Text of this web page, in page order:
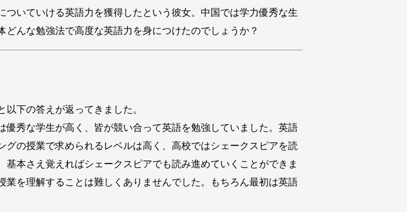
いていける英語力を獲得したという彼女。中国では学力優秀な生
んな勉強法で高度な英語力を身につけたのでしょうか？
下の答えが返ってきました。
秀な学生が高く、皆が競い合って英語を勉強していました。英語
の授業で求められるレベルは高く、高校ではシェークスピアを読
本さえ覚えればシェークスピアでも読み進めていくことができま
を理解することは難しくありませんでした。もちろん最初は英語